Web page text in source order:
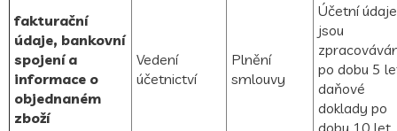
fakturační
údaje, bankovní
spojení a
informace o
objednaném
zboží
Vedení
účetnictví
Plnění
smlouvy
Účetní údaje
jsou
po dobu 5
daňové
doklady po
dobu 10 let